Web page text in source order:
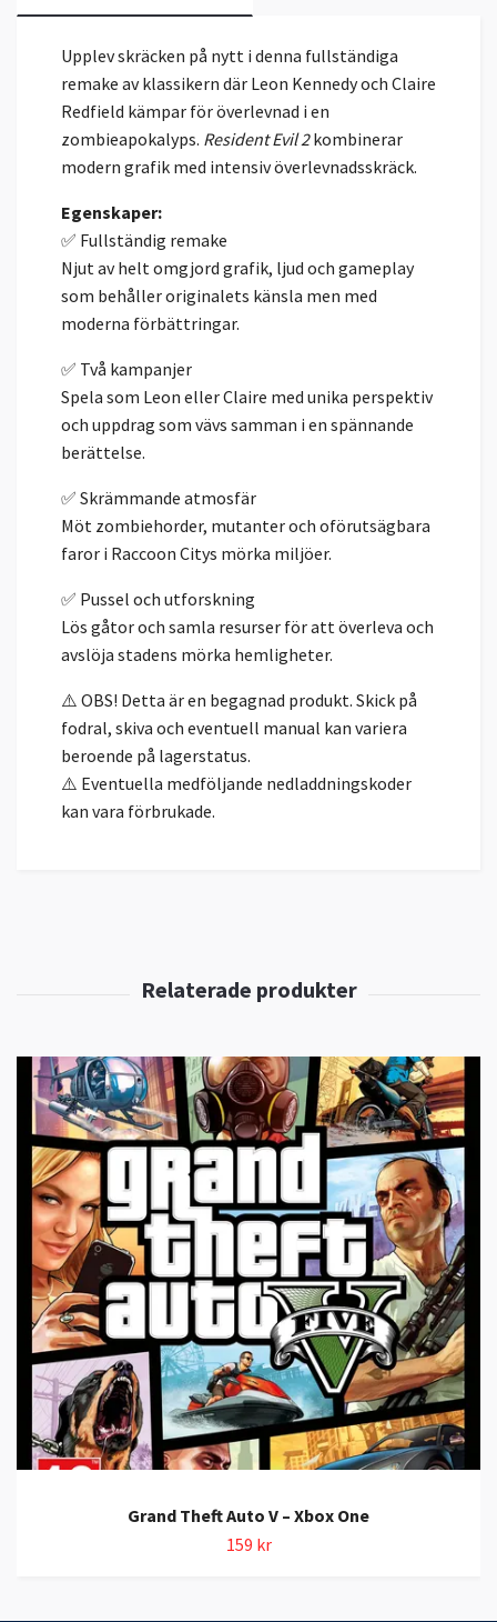
Upplev skräcken på nytt i denna fullständiga
remake av klassikern där Leon Kennedy och Claire
Redfield kämpar för överlevnad i en
zombieapokalyps. Resident Evil 2kombinerar
modern grafik med intensiv överlevnadsskräck.
Egenskaper:
✅ Fullständig remake
Njut av helt omgjord grafik, ljud och gameplay
som behåller originalets känsla men med
moderna förbättringar.
✅ Två kampanjer
Spela som Leon eller Claire med unika perspektiv
och uppdrag som vävs samman i en spännande
berättelse.
✅ Skrämmande atmosfär
Möt zombiehorder, mutanter och oförutsägbara
faror i Raccoon Citys mörka miljöer.
✅ Pussel och utforskning
Lös gåtor och samla resurser för att överleva och
avslöja stadens mörka hemligheter.
⚠️ OBS! Detta är en begagnad produkt. Skick på
fodral, skiva och eventuell manual kan variera
beroende på lagerstatus.
⚠️ Eventuella medföljande nedladdningskoder
kan vara förbrukade.
Grand Theft Auto V – Xbox One
159 kr